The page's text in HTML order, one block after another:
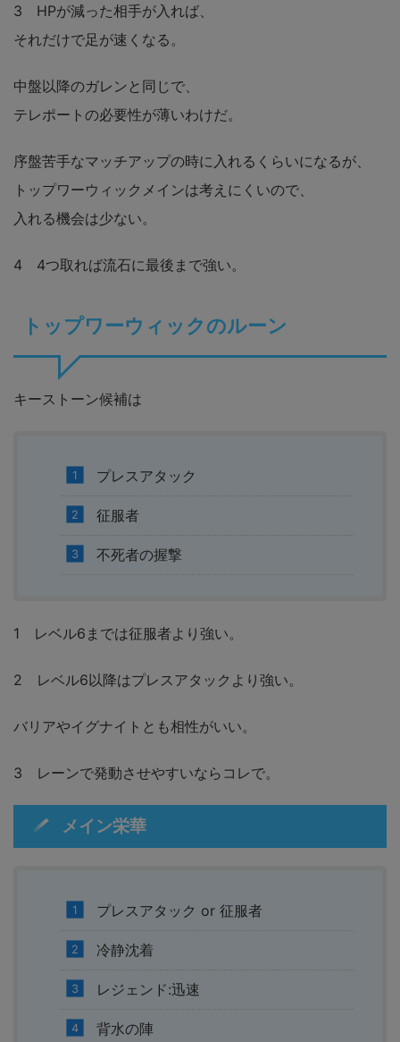
3 HPが減った相手が入れば、
それだけで足が速くなる。
中盤以降のガレンと同じで、
テレポートの必要性が薄いわけだ。
序盤苦手なマッチアップの時に入れるくらいになるが、
トップワーウィックメインは考えにくいので、
入れる機会は少ない。
4 4つ取れば流石に最後まで強い。
トップワーウィックのルーン
キーストーン候補は
プレスアタック
征服者
不死者の握撃
1 レベル6までは征服者より強い。
2 レベル6以降はプレスアタックより強い。
バリアやイグナイトとも相性がいい。
3 レーンで発動させやすいならコレで。
メイン栄華
プレスアタック or 征服者
冷静沈着
レジェンド:迅速
背水の陣